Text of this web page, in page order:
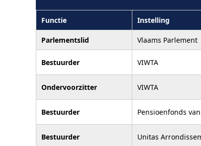
Functie Instelling
Parlementslid Vlaams Parlement
Bestuurder VIWTA
Ondervoorzitter VIWTA
Bestuurder Pensioenfonds
Bestuurder Unitas